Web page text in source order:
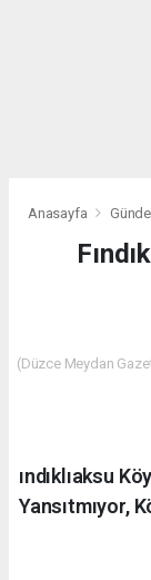
Anasayfa
(Düzce Meydan
ındıklıaksu
Yansıtmıyor,